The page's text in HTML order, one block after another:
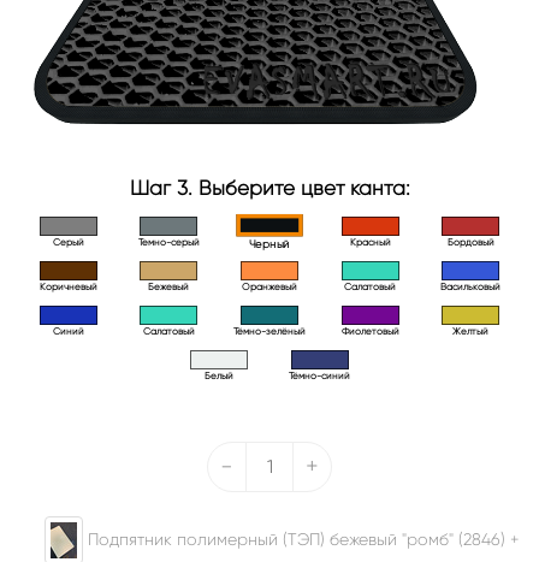
Шаг 3. Выберите цвет канта:
Серый Темно-серый Черный Красный Бордовый
Коричневый Бежевый Оранжевый Салатовый Васильковый
Синий Салатовый Тёмно-зелёный Фиолетовый Желтый
Белый Тёмно-синий
- +
Подпятник полимерный (ТЭП) бежевый "ромб" (2846) +